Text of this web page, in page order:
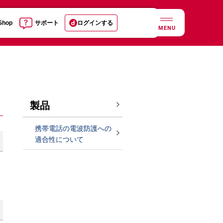
サポート ログインする
MENU
製品
携帯電話の電波防護への
適合性について